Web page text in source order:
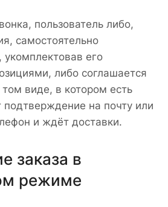
пользователь либо,
самостоятельно
укомплектовав его
либо соглашается
виде, в котором есть
подтверждение на почту или
и ждёт доставки.
заказа в
режиме